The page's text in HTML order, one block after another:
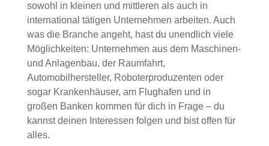
sowohl in kleinen und mittleren als auch in
international tätigen Unternehmen arbeiten. Auch
was die Branche angeht, hast du unendlich viele
Möglichkeiten: Unternehmen aus dem Maschinen-
und Anlagenbau, der Raumfahrt,
Automobilhersteller, Roboterproduzenten oder
sogar Krankenhäuser, am Flughafen und in
großen Banken kommen für dich in Frage – du
kannst deinen Interessen folgen und bist offen für
alles.